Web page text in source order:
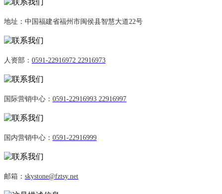
地址：中国福建省福州市闽侯县智慧大道22号
人资部： 0591-22916972 22916973
国际营销中心： 0591-22916993 22916997
国内营销中心： 0591-22916999
邮箱： skystone@fztsy.net